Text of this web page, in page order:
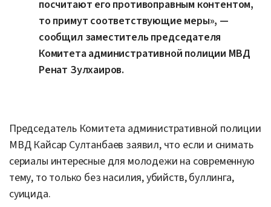
посчитают его противоправным контентом,
то примут соответствующие меры», —
сообщил заместитель председателя
Комитета административной полиции МВД
Ренат Зулхаиров.
Председатель Комитета административной полиции
МВД Кайсар Султанбаев заявил, что если и снимать
сериалы интересные для молодежи на современную
тему, то только без насилия, убийств, буллинга,
суицида.